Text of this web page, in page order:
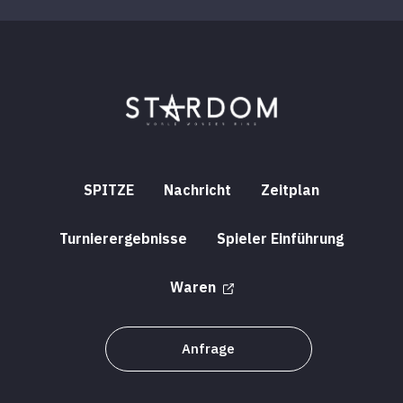
SPITZE Nachricht Zeitplan
Turnierergebnisse Spieler Einführung
Waren
Anfrage